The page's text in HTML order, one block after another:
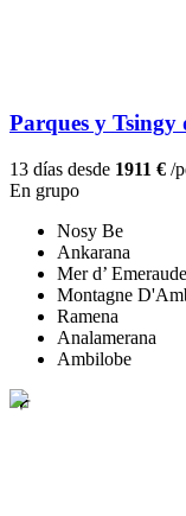
Parques y Tsingy
13 días desde 1911 € /
En grupo
Nosy Be
Ankarana
Mer d’ Emeraude
Montagne
Ramena
Analamerana
Ambilobe